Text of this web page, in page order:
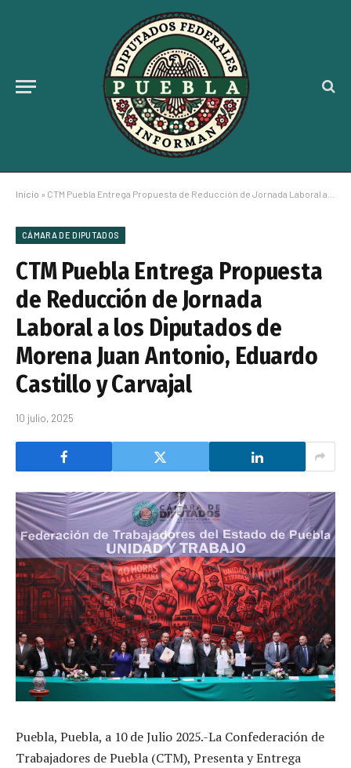
Inicio » CTM Puebla Entrega Propuesta de Reducción de Jornada Laboral a los Diputados de Morena Juan Antonio, Eduardo Castillo y Carvajal
CÁMARA DE DIPUTADOS
CTM Puebla Entrega Propuesta
de Reducción de Jornada
Laboral a los Diputados de
Morena Juan Antonio, Eduardo
Castillo y Carvajal
10 julio, 2025
Puebla, Puebla, a 10 de Julio 2025.-La Confederación de
Trabajadores de Puebla (CTM), Presenta y Entrega